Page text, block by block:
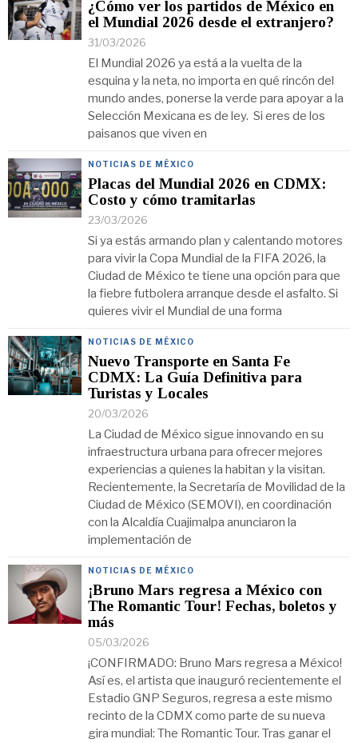
¿Cómo ver los partidos de México en
el Mundial 2026 desde el extranjero?
31/03/2026
El Mundial 2026 ya está a la vuelta de la
esquina y la neta, no importa en qué rincón del
mundo andes, ponerse la verde para apoyar a la
Selección Mexicana es de ley. Si eres de los
paisanos que viven en
NOTICIAS DE MÉXICO
Placas del Mundial 2026 en CDMX:
Costo y cómo tramitarlas
23/03/2026
Si ya estás armando plan y calentando motores
para vivir la Copa Mundial de la FIFA 2026, la
Ciudad de México te tiene una opción para que
la fiebre futbolera arranque desde el asfalto. Si
quieres vivir el Mundial de una forma
NOTICIAS DE MÉXICO
Nuevo Transporte en Santa Fe
CDMX: La Guía Definitiva para
Turistas y Locales
20/03/2026
La Ciudad de México sigue innovando en su
infraestructura urbana para ofrecer mejores
experiencias a quienes la habitan y la visitan.
Recientemente, la Secretaría de Movilidad de la
Ciudad de México (SEMOVI), en coordinación
con la Alcaldía Cuajimalpa anunciaron la
implementación de
NOTICIAS DE MÉXICO
¡Bruno Mars regresa a México con
The Romantic Tour! Fechas, boletos y
más
05/03/2026
¡CONFIRMADO: Bruno Mars regresa a México!
Así es, el artista que inauguró recientemente el
Estadio GNP Seguros, regresa a este mismo
recinto de la CDMX como parte de su nueva
gira mundial: The Romantic Tour. Tras ganar el